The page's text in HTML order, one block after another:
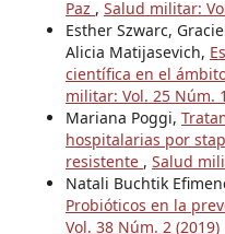
Paz , Salud militar:
Esther Szwarc,
Alicia Matijasevich,
científica en el ámbito
militar: Vol. 25 Núm.
Mariana Poggi,
hospitalarias por
resistente , Salud
Natali Buchtik
Probióticos en la
Vol. 38 Núm. 2 (2019)